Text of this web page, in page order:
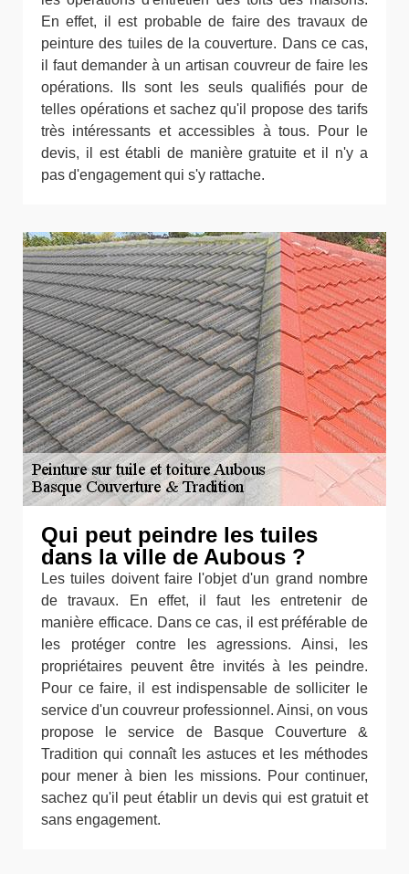
En effet, il est probable de faire des travaux de
peinture des tuiles de la couverture. Dans ce cas,
il faut demander à un artisan couvreur de faire les
opérations. Ils sont les seuls qualifiés pour de
telles opérations et sachez qu'il propose des tarifs
très intéressants et accessibles à tous. Pour le
devis, il est établi de manière gratuite et il n'y a
pas d'engagement qui s'y rattache.
Qui peut peindre les tuiles
dans la ville de Aubous ?
Les tuiles doivent faire l'objet d'un grand nombre
de travaux. En effet, il faut les entretenir de
manière efficace. Dans ce cas, il est préférable de
les protéger contre les agressions. Ainsi, les
propriétaires peuvent être invités à les peindre.
Pour ce faire, il est indispensable de solliciter le
service d'un couvreur professionnel. Ainsi, on vous
propose le service de Basque Couverture &
Tradition qui connaît les astuces et les méthodes
pour mener à bien les missions. Pour continuer,
sachez qu'il peut établir un devis qui est gratuit et
sans engagement.